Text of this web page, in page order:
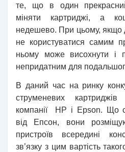
те, що в один
міняти картриджі, а
недешево. При цьому, якщо
не користуватися самим
ньому може висохнути і
непридатним для
В даний час на ринку
струменевих
компанії
HP і Epson. Що
від Епсон, вони
пристроїв всередині
зв’язку з цим вартість